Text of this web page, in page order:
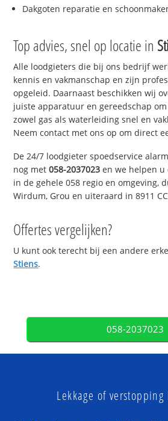
Dakgoten reparatie en
Top advies, snel op locatie in
Alle loodgieters die bij ons bedrijf
kennis en vakmanschap en zijn
opgeleid. Daarnaast beschikken wij
juiste apparatuur en gereedschap
zowel gas als waterleiding snel en
Neem contact met ons op om direct
De 24/7 loodgieter spoedservice
nog met058-2037023 en we helpen
in de gehele 058 regio en omgeving,
Wirdum, Grou en uiteraard in 8911
Offertes vergelijken?
U kunt ook terecht bij een andere
Stiens.
058-2037023
Lekkage of verstopping